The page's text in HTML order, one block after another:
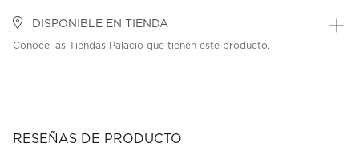
DISPONIBLE EN TIENDA
Conoce las Tiendas Palacio que tienen este producto.
RESEÑAS DE PRODUCTO